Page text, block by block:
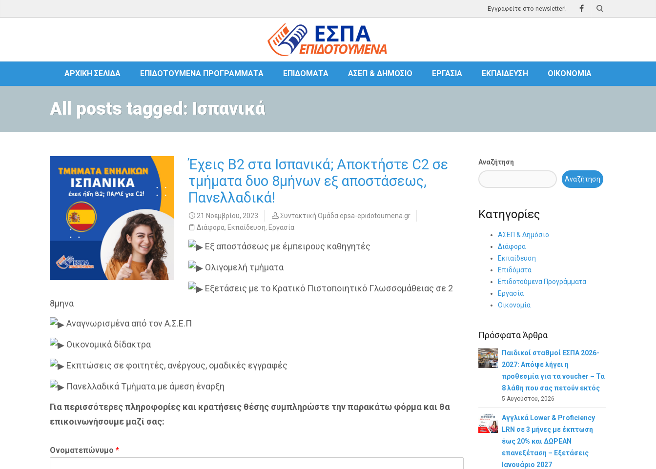
Εγγραφείτε στο newsletter!
ΑΡΧΙΚΉ ΣΕΛΊΔΑ ΕΠΙΔΟΤΟΎΜΕΝΑ ΠΡΟΓΡΆΜΜΑΤΑ ΕΠΙΔΌΜΑΤΑ ΑΣΕΠ & ΔΗΜΌΣΙΟ ΕΡΓΑΣΊΑ ΕΚΠΑΊΔΕΥΣΗ ΟΙΚΟΝΟΜΊΑ
All posts tagged: Ισπανικά
Έχεις Β2 στα Ισπανικά; Αποκτήστε C2 σε
τμήματα δυο 8μήνων εξ αποστάσεως,
Πανελλαδικά!
21 Νοεμβρίου, 2023
Συντακτική Ομάδα epsa-epidotoumena.gr
Διάφορα, Εκπαίδευση, Εργασία
Εξ αποστάσεως με έμπειρους καθηγητές
Ολιγομελή τμήματα
Εξετάσεις με το Κρατικό Πιστοποιητικό Γλωσσομάθειας σε 2
8μηνα
Αναγνωρισμένα από τον Α.Σ.Ε.Π
Οικονομικά δίδακτρα
Εκπτώσεις σε φοιτητές, ανέργους, ομαδικές εγγραφές
Πανελλαδικά Τμήματα με άμεση έναρξη
Για περισσότερες πληροφορίες και κρατήσεις θέσης συμπληρώστε την παρακάτω φόρμα και θα
επικοινωνήσουμε μαζί σας:
Ονοματεπώνυμο *
Αναζήτηση
Αναζήτηση
Κατηγορίες
ΑΣΕΠ & Δημόσιο
Διάφορα
Εκπαίδευση
Επιδόματα
Επιδοτούμενα Προγράμματα
Εργασία
Οικονομία
Πρόσφατα Άρθρα
Παιδικοί σταθμοί ΕΣΠΑ 2026-
2027: Απόψε λήγει η
προθεσμία για τα voucher – Τα
8 λάθη που σας πετούν εκτός
5 Αυγούστου, 2026
Αγγλικά Lower & Proficiency
LRN σε 3 μήνες με έκπτωση
έως 20% και ΔΩΡΕΑΝ
επανεξέταση – Εξετάσεις
Ιανουάριο 2027